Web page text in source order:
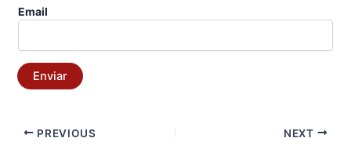
Email
Enviar
PREVIOUS NEXT